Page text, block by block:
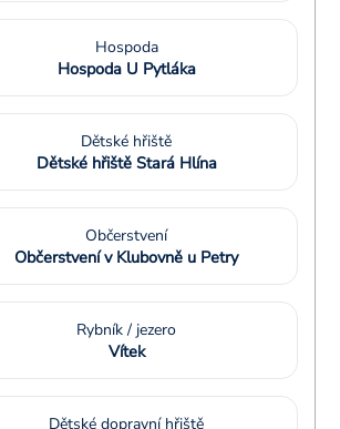
Hospoda
Hospoda U Pytláka
Dětské hřiště
Dětské hřiště Stará Hlína
Občerstvení
Občerstvení v Klubovně u Petry
Rybník / jezero
Vítek
Dětské dopravní hřiště